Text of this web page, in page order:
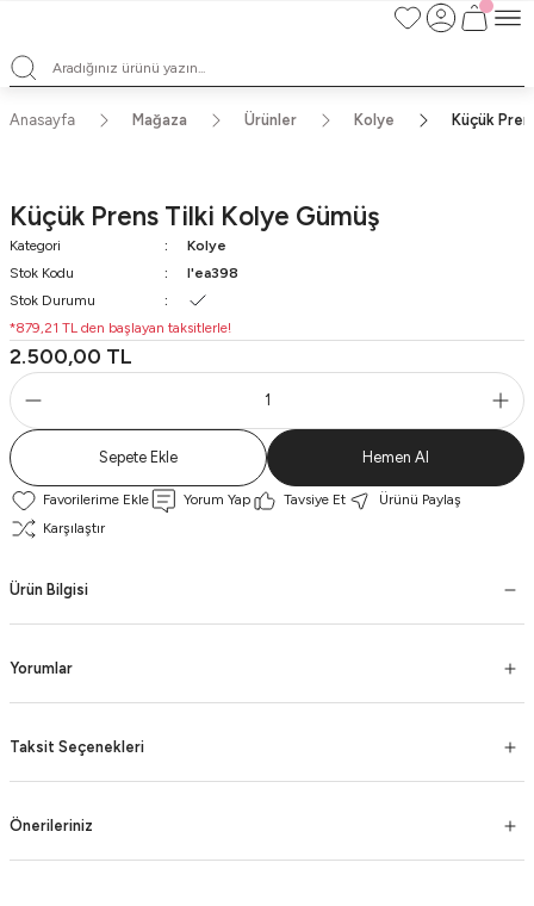
TÜM ALIŞVERİŞLERDE ÜCRETSİZ KARGO ve TAKSİT İMKANLARI
L'EA'NIN BÜYÜLÜ DÜNYASINA HOŞ GELDİNİZ
HER BİR L'EA ÖMÜR BOYU SAKLAYACAĞINIZ ANLAMLI BİR PARÇA
TEK ÜRETİM EL YAPIMI TASARIMLAR
Anasayfa Mağaza Ürünler Kolye Küçük
Küçük Prens Tilki Kolye Gümüş
Kategori
Kolye
Stok Kodu
l'ea398
Stok Durumu
*879,21 TL den başlayan taksitlerle!
2.500,00 TL
Sepete Ekle Hemen Al
Yorum Yap Tavsiye Et
Ürünü Paylaş
Karşılaştır
Ürün Bilgisi
Yorumlar
Taksit Seçenekleri
Önerileriniz